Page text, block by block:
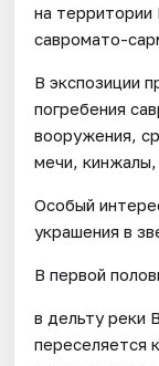
на
савромато-
В экспозиции
погребения
вооружения,
мечи,
Особый
украшения в
В первой
в дельту реки
переселяется